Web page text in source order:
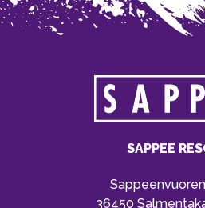
SAPPEE
36450